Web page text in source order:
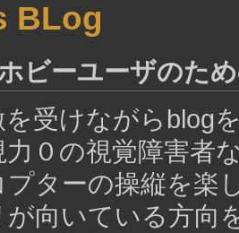
BLog
ビーユーザのた
受けながらblog
０の視覚障害者
プターの操縦を楽
が向いている方向